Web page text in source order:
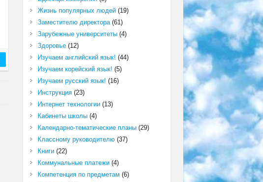
Жизнь популярных людей(19)
Заместителю директора(61)
Зарубежные университеты(4)
Здоровье(12)
Изучаем английский язык! (44)
Изучаем корейский язык! (5)
Изучаем русский язык! (16)
Инструкция(23)
Интернет технологии(13)
Кабинеты школы(4)
Календарно-тематические планы(29)
Классному руководителю(37)
Книги(22)
Коммунальные платежи(4)
Компетенция по предметам (6)